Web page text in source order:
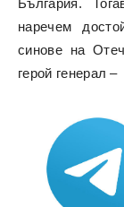
България.
наречем
синове на
герой генерал